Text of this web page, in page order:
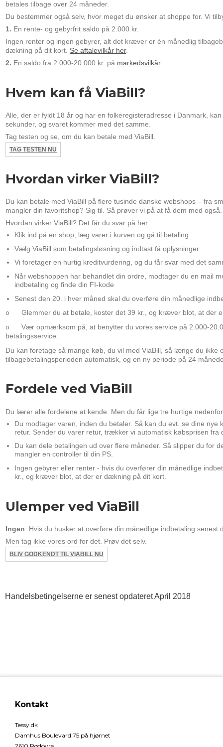
betales tilbage over 24 måneder.
Du bestemmer også selv, hvor meget du ønsker at shoppe for. Vi
1. En rente- og gebyrfrit saldo på 2.000 kr.
Ingen renter og ingen gebyrer, alt det kræver er én månedlig
dækning på dit kort. Se aftalevilkår her.
2. En saldo fra 2.000-20.000 kr. på markedsvilkår.
Hvem kan få ViaBill?
Alle, der er fyldt 18 år og har en folkeregisteradresse i Danmark,
sekunder, og svaret kommer med det samme.
Tag testen og se, om du kan betale med ViaBill.
TAG TESTEN NU
Hvordan virker ViaBill?
Du kan betale med ViaBill på flere tusinde danske webshops – fra
mangler din favoritshop? Sig til. Så prøver vi på at få dem med også.
Hvordan virker ViaBill? Det får du svar på her:
Klik ind på en shop, læg varer i kurven og gå til betaling
Vælg ViaBill som betalingsløsning og indtast få oplysninger
Vi foretager en hurtig kreditvurdering, og du får svar med det
Når webshoppen har behandlet din ordre, modtager du en mail
indbetaling og finde din FI-kode
Senest den 20. i hver måned skal du overføre din månedlige
o Glemmer du at betale, koster det 39 kr., og kræver blot, at der
o Vær opmærksom på, at benytter du vores service på 2.000-
betalingsservice.
Du kan foretage så mange køb, du vil med ViaBill, så længe du
tilbagebetalingsperioden automatisk, og en ny periode på 24
Fordele ved ViaBill
Du lærer alle fordelene at kende. Men du får lige tre hurtige
Du modtager varen, inden du betaler. Så kan du evt. se dine
retur. Sender du varer retur, trækker vi automatisk købsprisen fra
Du kan dele betalingen ud over flere måneder. Så slipper du for
mangler en controller til din PS.
Ingen gebyrer eller renter - hvis du overfører din månedlige
kr., og kræver blot, at der er dækning på dit kort.
Ulemper ved ViaBill
Ingen . Hvis du husker at overføre din månedlige indbetaling
Men tag ikke vores ord for det. Prøv det selv.
BLIV GODKENDT TIL VIABILL NU
Handelsbetingelserne er senest opdateret April 2018
Kontakt
Tessy.dk
Damhus Boulevard 75 på hjørnet